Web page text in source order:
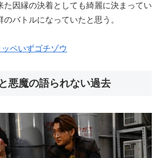
た因縁の決着としても綺麗に決まってい
のバトルになっていたと思う。
ペいずゴチゾウ
悪魔の語られない過去